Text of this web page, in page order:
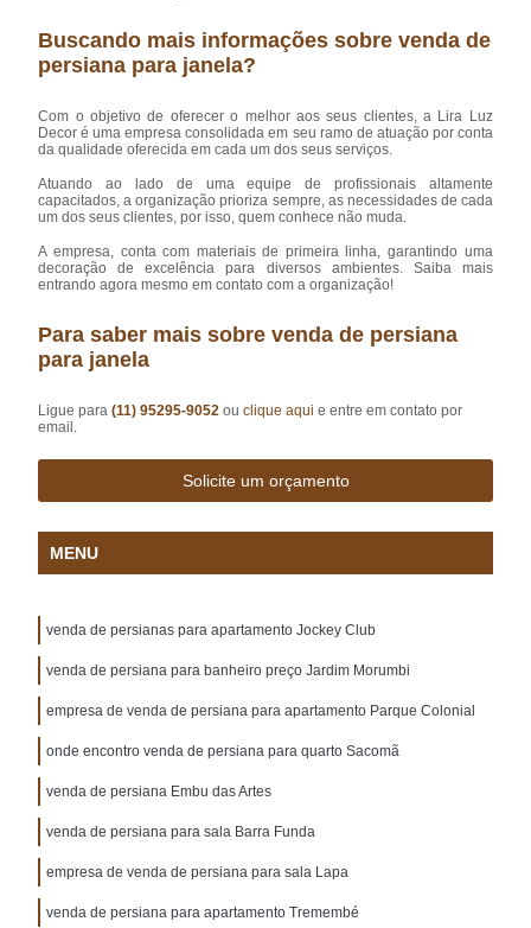
Buscando mais informações sobre venda de
persiana para janela?
Com o objetivo de oferecer o melhor aos seus clientes, a Lira Luz
Decor é uma empresa consolidada em seu ramo de atuação por conta
da qualidade oferecida em cada um dos seus serviços.
Atuando ao lado de uma equipe de profissionais altamente
capacitados, a organização prioriza sempre, as necessidades de cada
um dos seus clientes, por isso, quem conhece não muda.
A empresa, conta com materiais de primeira linha, garantindo uma
decoração de excelência para diversos ambientes. Saiba mais
entrando agora mesmo em contato com a organização!
Para saber mais sobre venda de persiana
para janela
Ligue para(11) 95295-9052ouclique aqui e entre em contato por
email.
Solicite um orçamento
MENU
venda de persianas para apartamento Jockey Club
venda de persiana para banheiro preço Jardim Morumbi
empresa de venda de persiana para apartamento Parque Colonial
onde encontro venda de persiana para quarto Sacomã
venda de persiana Embu das Artes
venda de persiana para sala Barra Funda
empresa de venda de persiana para sala Lapa
venda de persiana para apartamento Tremembé